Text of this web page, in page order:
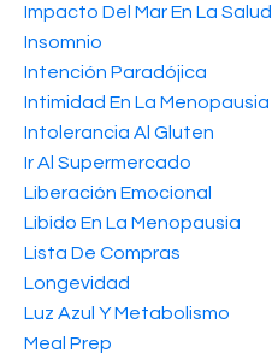
Impacto Del Mar En La Salud
Insomnio
Intención Paradójica
Intimidad En La Menopausia
Intolerancia Al Gluten
Ir Al Supermercado
Liberación Emocional
Libido En La Menopausia
Lista De Compras
Longevidad
Luz Azul Y Metabolismo
Meal Prep